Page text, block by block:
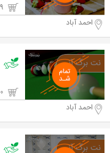
احمد آباد
احمد آباد